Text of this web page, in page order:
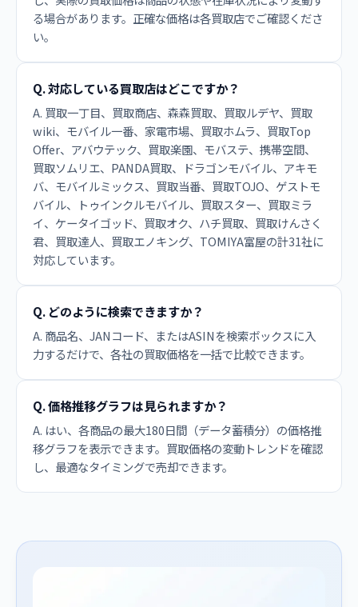
る場合があります。正確な価格は各買取店でご確認くださ
い。
Q. 対応している買取店はどこですか？
A. 買取一丁目、買取商店、森森買取、買取ルデヤ、買取
wiki、モバイル一番、家電市場、買取ホムラ、買取Top
Offer、アバウテック、買取楽園、モバステ、携帯空間、
買取ソムリエ、PANDA買取、ドラゴンモバイル、アキモ
バ、モバイルミックス、買取当番、買取TOJO、ゲストモ
バイル、トゥインクルモバイル、買取スター、買取ミラ
イ、ケータイゴッド、買取オク、ハチ買取、買取けんさく
君、買取達人、買取エノキング、TOMIYA富屋の計31社に
対応しています。
Q. どのように検索できますか？
A. 商品名、JANコード、またはASINを検索ボックスに入
力するだけで、各社の買取価格を一括で比較できます。
Q. 価格推移グラフは見られますか？
A. はい、各商品の最大180日間（データ蓄積分）の価格推
移グラフを表示できます。買取価格の変動トレンドを確認
し、最適なタイミングで売却できます。